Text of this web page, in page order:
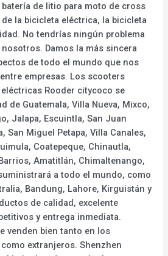
de litio para moto de cross
la bicicleta eléctrica, la bicicleta
No tendrías ningún problema
Damos la más sincera
de todo el mundo que nos
empresas. Los scooters
Rooder citycoco se
de Guatemala, Villa Nueva, Mixco,
Jalapa, Escuintla, San Juan
San Miguel Petapa, Villa Canales,
Coatepeque, Chinautla,
Amatitlán, Chimaltenango,
a todo el mundo, como
Bandung, Lahore, Kirguistán y
de calidad, excelente
y entrega inmediata.
venden bien tanto en los
extranjeros. Shenzhen